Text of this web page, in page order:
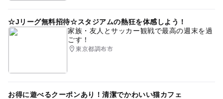
☆Jリーグ無料招待☆スタジアムの熱狂を体感しよう！
家族・友人とサッカー観戦で最高の週末を過
ごす！
東京都調布市
お得に遊べるクーポンあり！清潔でかわいい猫カフェ